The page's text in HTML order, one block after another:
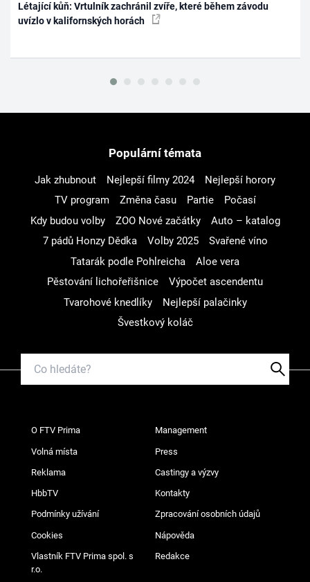
Létající kůň: Vrtulník zachránil zvíře, které během závodu
uvízlo v kalifornských horách
Populární témata
Jak zhubnout Nejlepší filmy 2024
Nejlepší horory
TV program
Změna času Partie
Počasí
Kdy budou volby
ZOO Nové začátky
Auto – katalog
7 pádů Honzy Dědka
Volby 2025
Svařené víno
Tatarák podle Pohlreicha
Aloe vera
Pěstování lichořeřišnice
Výpočet ascendentu
Tvarohové knedlíky
Nejlepší palačinky
Švestkový koláč
O FTV Prima Management
Volná místa Press
Reklama Castingy a výzvy
HbbTV Kontakty
Podmínky užívání Zpracování osobních údajů
Cookies Nápověda
Vlastník FTV Prima spol. s
r.o.
Redakce